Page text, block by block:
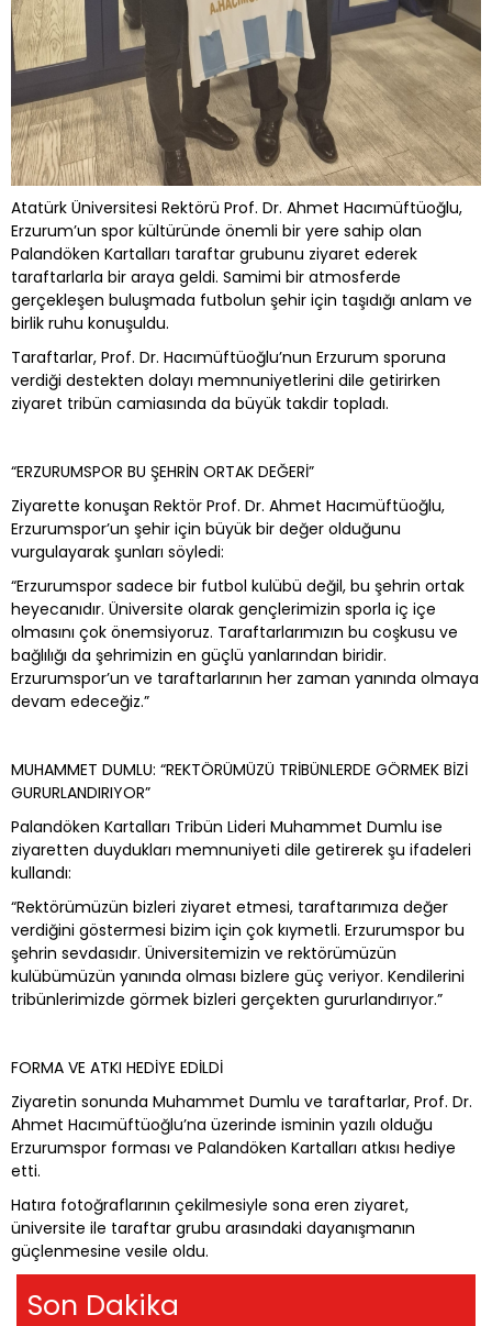
Atatürk Üniversitesi Rektörü Prof. Dr. Ahmet Hacımüftüoğlu,
Erzurum’un spor kültüründe önemli bir yere sahip olan
Palandöken Kartalları taraftar grubunu ziyaret ederek
taraftarlarla bir araya geldi. Samimi bir atmosferde
gerçekleşen buluşmada futbolun şehir için taşıdığı anlam ve
birlik ruhu konuşuldu.
Taraftarlar, Prof. Dr. Hacımüftüoğlu’nun Erzurum sporuna
verdiği destekten dolayı memnuniyetlerini dile getirirken
ziyaret tribün camiasında da büyük takdir topladı.
“ERZURUMSPOR BU ŞEHRİN ORTAK DEĞERİ”
Ziyarette konuşan Rektör Prof. Dr. Ahmet Hacımüftüoğlu,
Erzurumspor’un şehir için büyük bir değer olduğunu
vurgulayarak şunları söyledi:
“Erzurumspor sadece bir futbol kulübü değil, bu şehrin ortak
heyecanıdır. Üniversite olarak gençlerimizin sporla iç içe
olmasını çok önemsiyoruz. Taraftarlarımızın bu coşkusu ve
bağlılığı da şehrimizin en güçlü yanlarından biridir.
Erzurumspor’un ve taraftarlarının her zaman yanında olmaya
devam edeceğiz.”
MUHAMMET DUMLU: “REKTÖRÜMÜZÜ TRİBÜNLERDE GÖRMEK BİZİ
GURURLANDIRIYOR”
Palandöken Kartalları Tribün Lideri Muhammet Dumlu ise
ziyaretten duydukları memnuniyeti dile getirerek şu ifadeleri
kullandı:
“Rektörümüzün bizleri ziyaret etmesi, taraftarımıza değer
verdiğini göstermesi bizim için çok kıymetli. Erzurumspor bu
şehrin sevdasıdır. Üniversitemizin ve rektörümüzün
kulübümüzün yanında olması bizlere güç veriyor. Kendilerini
tribünlerimizde görmek bizleri gerçekten gururlandırıyor.”
FORMA VE ATKI HEDİYE EDİLDİ
Ziyaretin sonunda Muhammet Dumlu ve taraftarlar, Prof. Dr.
Ahmet Hacımüftüoğlu’na üzerinde isminin yazılı olduğu
Erzurumspor forması ve Palandöken Kartalları atkısı hediye
etti.
Hatıra fotoğraflarının çekilmesiyle sona eren ziyaret,
üniversite ile taraftar grubu arasındaki dayanışmanın
güçlenmesine vesile oldu.
Son Dakika